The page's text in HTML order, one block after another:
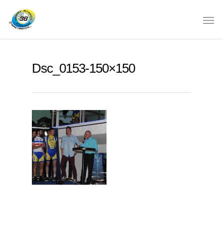
Dsc_0153-150×150